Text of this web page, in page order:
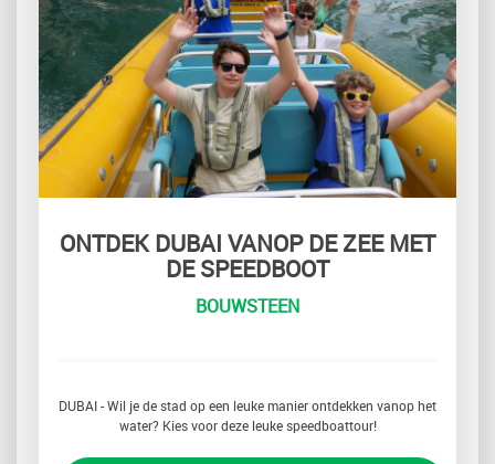
ONTDEK DUBAI VANOP DE ZEE MET
DE SPEEDBOOT
BOUWSTEEN
DUBAI - Wil je de stad op een leuke manier ontdekken vanop het
water? Kies voor deze leuke speedboattour!